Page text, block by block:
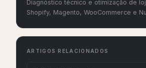
Diagnóstico técnico e otimização de
Shopify, Magento, WooCommerce e
ARTIGOS RELACIONADOS